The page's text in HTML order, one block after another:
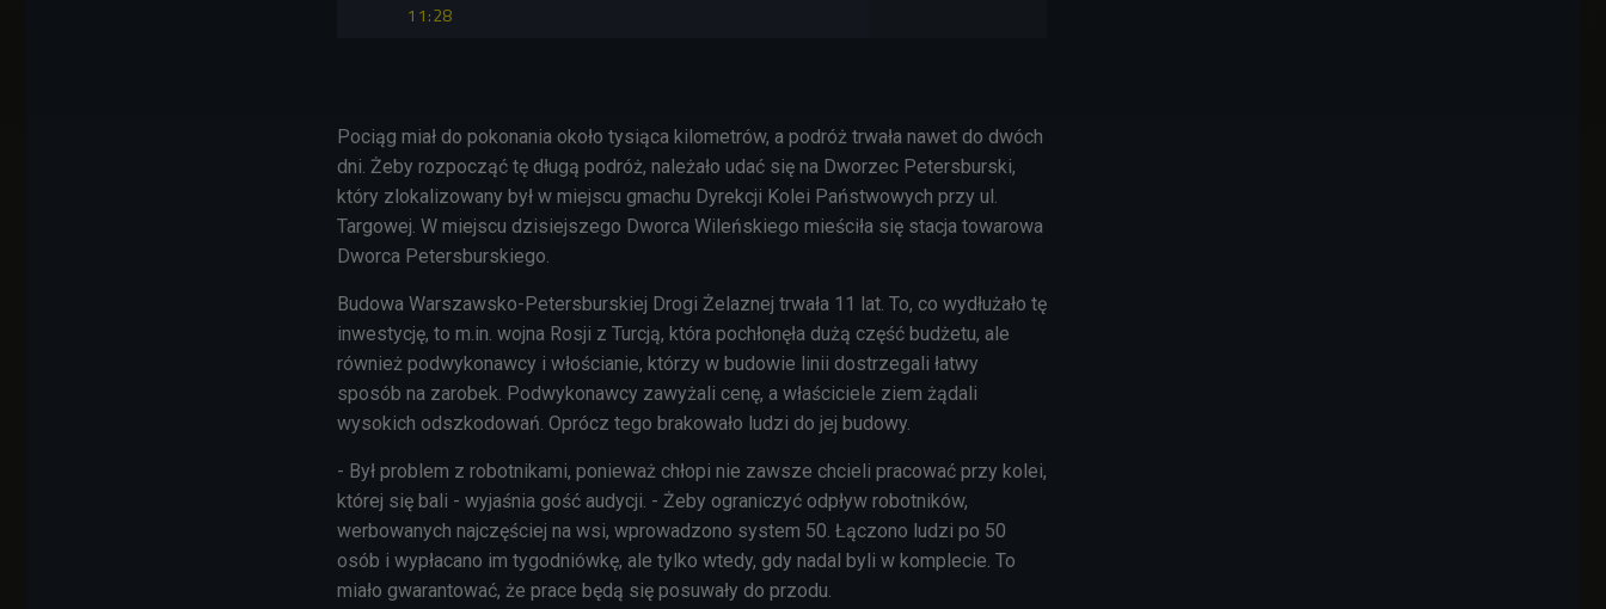
11:28
Pociąg miał do pokonania około tysiąca kilometrów, a podróż trwała nawet do dwóch
dni. Żeby rozpocząć tę długą podróż, należało udać się na Dworzec Petersburski,
który zlokalizowany był w miejscu gmachu Dyrekcji Kolei Państwowych przy ul.
Targowej. W miejscu dzisiejszego Dworca Wileńskiego mieściła się stacja towarowa
Dworca Petersburskiego.
Budowa Warszawsko-Petersburskiej Drogi Żelaznej trwała 11 lat. To, co wydłużało tę
inwestycję, to m.in. wojna Rosji z Turcją, która pochłonęła dużą część budżetu, ale
również podwykonawcy i włościanie, którzy w budowie linii dostrzegali łatwy
sposób na zarobek. Podwykonawcy zawyżali cenę, a właściciele ziem żądali
wysokich odszkodowań. Oprócz tego brakowało ludzi do jej budowy.
- Był problem z robotnikami, ponieważ chłopi nie zawsze chcieli pracować przy kolei,
której się bali - wyjaśnia gość audycji. - Żeby ograniczyć odpływ robotników,
werbowanych najczęściej na wsi, wprowadzono system 50. Łączono ludzi po 50
osób i wypłacano im tygodniówkę, ale tylko wtedy, gdy nadal byli w komplecie. To
miało gwarantować, że prace będą się posuwały do przodu.